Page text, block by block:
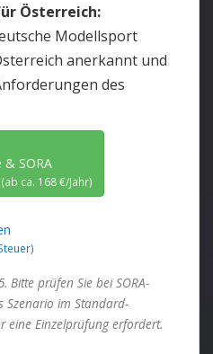
Österreich:
Modellsport
anerkannt und
des
SORA
ca. 168 €/Jahr)
Bitte prüfen Sie bei SORA-
Szenario im Standard-
eine Einzelprüfung erfordert.